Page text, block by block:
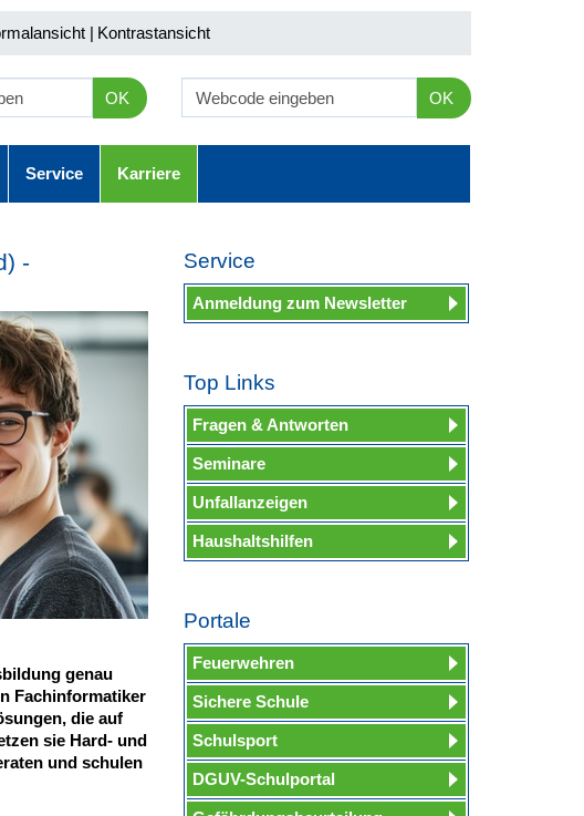
| Kontrastansicht
OK OK
Service Karriere
-
genau
Fachinformatiker
die auf
sie Hard- und
und schulen
Service
Anmeldung zum Newsletter
Top Links
Fragen & Antworten
Seminare
Unfallanzeigen
Haushaltshilfen
Portale
Feuerwehren
Sichere Schule
Schulsport
DGUV-Schulportal